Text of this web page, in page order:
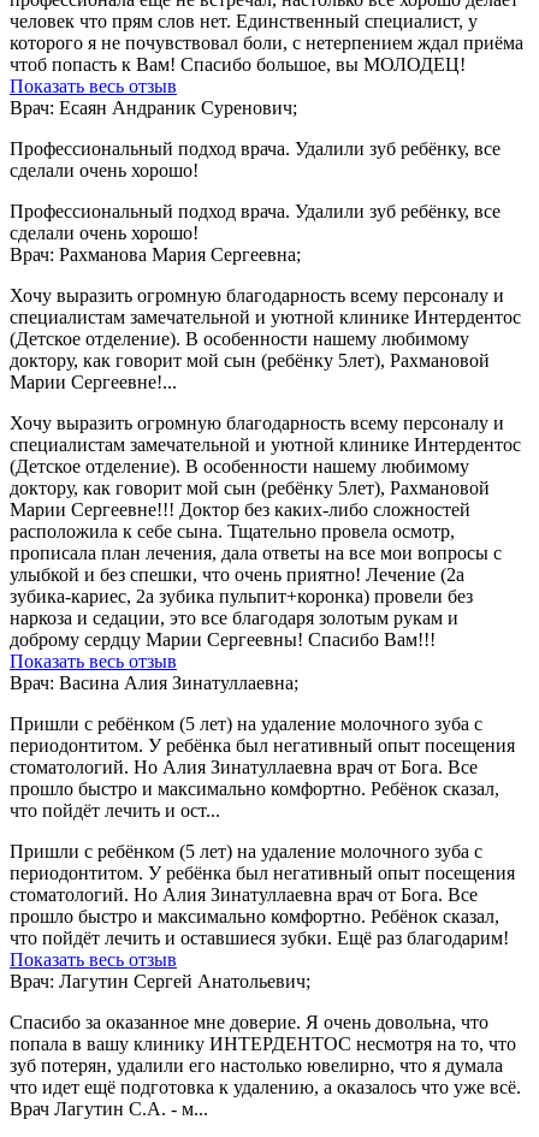
человек что прям слов нет. Единственный специалист, у
которого я не почувствовал боли, с нетерпением ждал приёма
чтоб попасть к Вам! Спасибо большое, вы МОЛОДЕЦ!
Показать весь отзыв
Врач: Есаян Андраник Суренович;
Профессиональный подход врача. Удалили зуб ребёнку, все
сделали очень хорошо!
Профессиональный подход врача. Удалили зуб ребёнку, все
сделали очень хорошо!
Врач: Рахманова Мария Сергеевна;
Хочу выразить огромную благодарность всему персоналу и
специалистам замечательной и уютной клинике Интердентос
(Детское отделение). В особенности нашему любимому
доктору, как говорит мой сын (ребёнку 5лет), Рахмановой
Марии Сергеевне!...
Хочу выразить огромную благодарность всему персоналу и
специалистам замечательной и уютной клинике Интердентос
(Детское отделение). В особенности нашему любимому
доктору, как говорит мой сын (ребёнку 5лет), Рахмановой
Марии Сергеевне!!! Доктор без каких-либо сложностей
расположила к себе сына. Тщательно провела осмотр,
прописала план лечения, дала ответы на все мои вопросы с
улыбкой и без спешки, что очень приятно! Лечение (2а
зубика-кариес, 2а зубика пульпит+коронка) провели без
наркоза и седации, это все благодаря золотым рукам и
доброму сердцу Марии Сергеевны! Спасибо Вам!!!
Показать весь отзыв
Врач: Васина Алия Зинатуллаевна;
Пришли с ребёнком (5 лет) на удаление молочного зуба с
периодонтитом. У ребёнка был негативный опыт посещения
стоматологий. Но Алия Зинатуллаевна врач от Бога. Все
прошло быстро и максимально комфортно. Ребёнок сказал,
что пойдёт лечить и ост...
Пришли с ребёнком (5 лет) на удаление молочного зуба с
периодонтитом. У ребёнка был негативный опыт посещения
стоматологий. Но Алия Зинатуллаевна врач от Бога. Все
прошло быстро и максимально комфортно. Ребёнок сказал,
что пойдёт лечить и оставшиеся зубки. Ещё раз благодарим!
Показать весь отзыв
Врач: Лагутин Сергей Анатольевич;
Спасибо за оказанное мне доверие. Я очень довольна, что
попала в вашу клинику ИНТЕРДЕНТОС несмотря на то, что
зуб потерян, удалили его настолько ювелирно, что я думала
что идет ещё подготовка к удалению, а оказалось что уже всё.
Врач Лагутин С.А. - м...